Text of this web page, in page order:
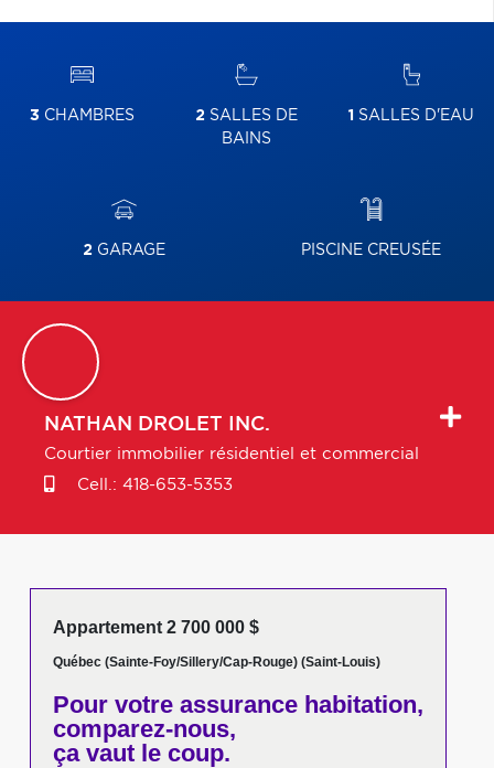
3 CHAMBRES 2 SALLES DE
BAINS
1 SALLES D'EAU
2GARAGE PISCINE CREUSÉE
NATHAN DROLET INC.
Courtier immobilier résidentiel et commercial
Cell.: 418-653-5353
Appartement 2 700 000 $
Québec (Sainte-Foy/Sillery/Cap-Rouge) (Saint-Louis)
Pour votreassurance habitation,
comparez-nous,
ça vaut le coup.